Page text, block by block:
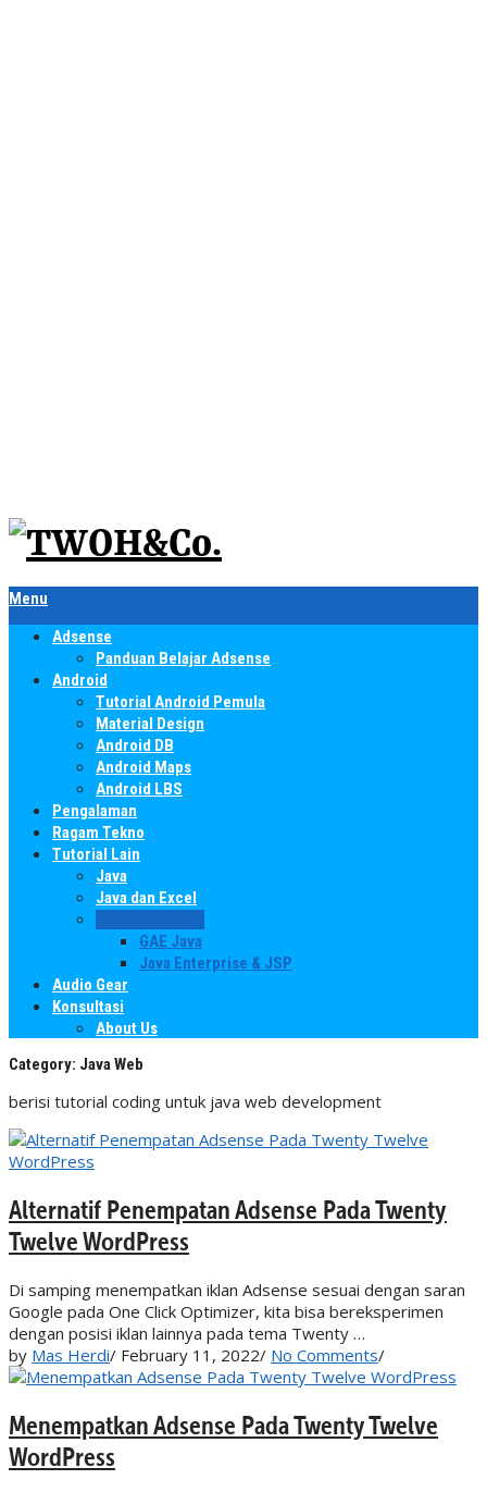
Menu
Adsense
Panduan Belajar Adsense
Android
Tutorial Android Pemula
Material Design
Android DB
Android Maps
Android LBS
Pengalaman
Ragam Tekno
Tutorial Lain
Java
Java dan Excel
GAE Java
Java Enterprise & JSP
Audio Gear
Konsultasi
About Us
Category: Java Web
berisi tutorial coding untuk java web development
Alternatif Penempatan Adsense Pada Twenty
Twelve WordPress
Di samping menempatkan iklan Adsense sesuai dengan saran
Google pada One Click Optimizer, kita bisa bereksperimen
dengan posisi iklan lainnya pada tema Twenty …
by Mas Herdi/ February 11, 2022/ No Comments/
Menempatkan Adsense Pada Twenty Twelve
WordPress